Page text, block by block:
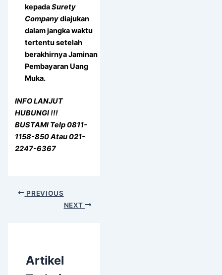
kepadaSurety
Companydiajukan
dalam jangka waktu
tertentu setelah
berakhirnya Jaminan
Pembayaran Uang
Muka.
INFO LANJUT
HUBUNGI !!!
BUSTAMI Telp 0811-
1158-850 Atau 021-
2247-6367
PREVIOUS
NEXT
Artikel